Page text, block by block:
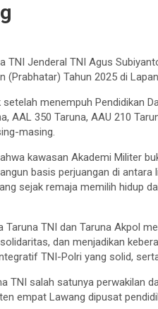
Jenderal TNI Agus
(Prabhatar) Tahun 2025 di
menempuh Pendidikan
AAL 350 Taruna, AAU 210
masing.
kawasan Akademi Militer
basis perjuangan di
sejak remaja memilih hidup
TNI dan Taruna Akpol
dan menjadikan
TNI-Polri yang solid,
TNI salah satunya perwakilan
empat Lawang dipusat